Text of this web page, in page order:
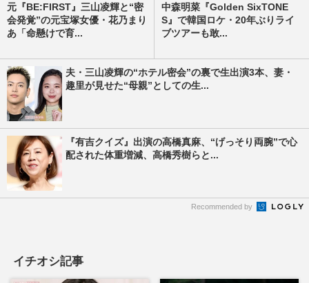
元『BE:FIRST』三山凌輝と“密
会発覚”の元宝塚女優・花乃まり
あ「命懸けで育...
中森明菜『Golden SixTONE
S』で韓国ロケ・20年ぶりライ
ブツアーも敢...
夫・三山凌輝の“ホテル密会”の裏で生出演3本、妻・
趣里が見せた“母親”としての生...
『有吉クイズ』出演の高橋真麻、“げっそり両腕”で心
配された体重増減、高橋秀樹らと...
Recommended by
イチオシ記事